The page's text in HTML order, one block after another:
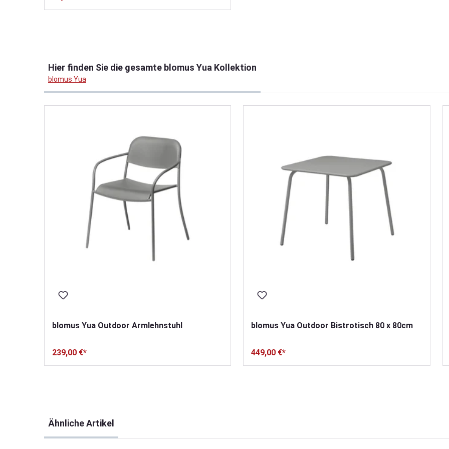
Hier finden Sie die gesamte blomus Yua Kollektion
blomus Yua
blomus Yua Outdoor Armlehnstuhl
239,00 €*
blomus Yua Outdoor Bistrotisch 80 x 80cm
449,00 €*
Ähnliche Artikel